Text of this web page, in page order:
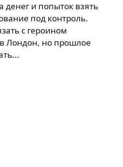
денег и попыток взять
под контроль.
с героином
Лондон, но прошлое